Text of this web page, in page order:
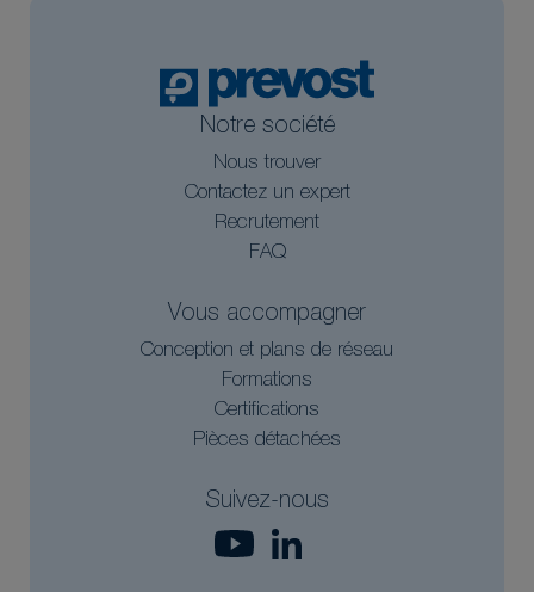
Notre société
Nous trouver
Contactez un expert
Recrutement
FAQ
Vous accompagner
Conception et plans de réseau
Formations
Certifications
Pièces détachées
Suivez-nous